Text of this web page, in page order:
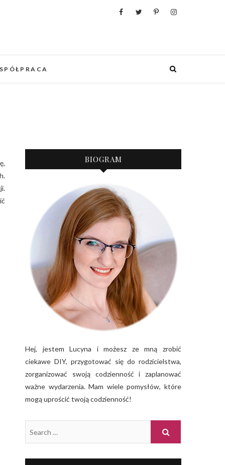
WESEL.
BIOGRAM
Hej, jestem Lucyna i możesz ze mną zrobić
ciekawe DIY, przygotować się do rodzicielstwa,
zorganizować swoją codzienność i zaplanować
ważne wydarzenia. Mam wiele pomysłów, które
mogą uprościć twoją codzienność!